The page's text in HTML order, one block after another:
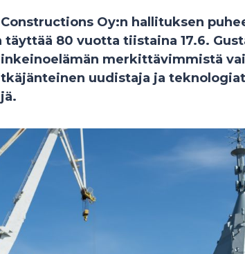
Oy:n hallituksen
täyttää 80 vuotta tiistaina 17.6.
merkittävimmistä
uudistaja ja